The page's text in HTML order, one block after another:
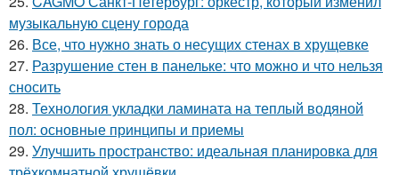
музыкальную сцену города
26. Все, что нужно знать о несущих стенах в хрущевке
27. Разрушение стен в панельке: что можно и что нельзя
сносить
28. Технология укладки ламината на теплый водяной
пол: основные принципы и приемы
29. Улучшить пространство: идеальная планировка для